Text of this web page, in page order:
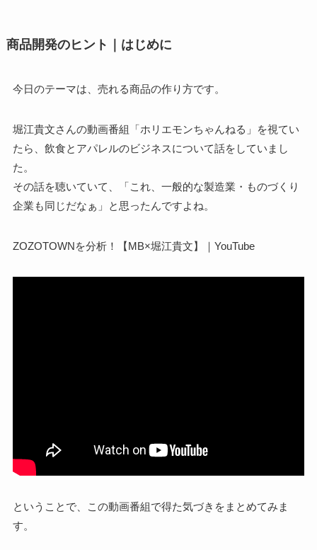
商品開発のヒント｜はじめに
今日のテーマは、売れる商品の作り方です。
堀江貴文さんの動画番組「ホリエモンちゃんねる」を視てい
たら、飲食とアパレルのビジネスについて話をしていまし
た。
その話を聴いていて、「これ、一般的な製造業・ものづくり
企業も同じだなぁ」と思ったんですよね。
ZOZOTOWNを分析！【MB×堀江貴文】｜YouTube
ということで、この動画番組で得た気づきをまとめてみま
す。